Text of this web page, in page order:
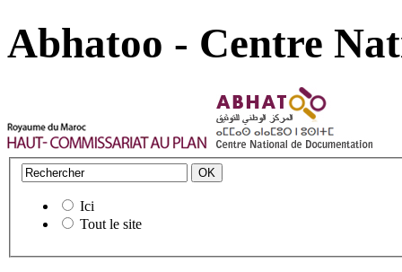
Abhatoo - Centre
Ici
Tout le site